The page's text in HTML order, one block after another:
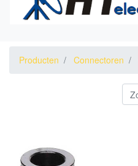
Producten Connectoren